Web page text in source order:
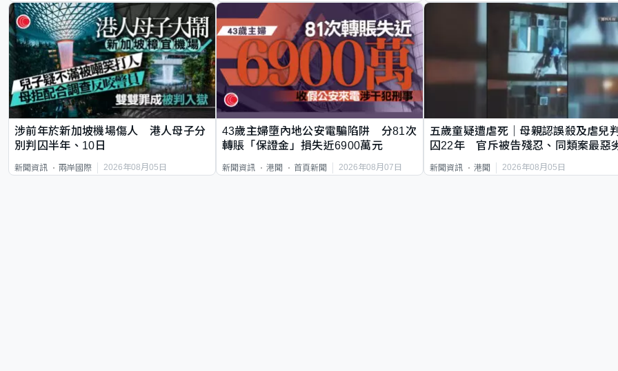
涉前年於新加坡機場傷人 港人母子分
別判囚半年、10日
新聞資訊 兩岸國際 2026年08月05日
43歲主婦墮內地公安電騙陷阱 分81次
轉賬「保證金」損失近6900萬元
新聞資訊 港聞 首頁新聞 2026年08月07日
五歲童疑遭虐死｜母親認誤殺及虐兒
囚22年 官斥被告殘忍、同類案最惡
新聞資訊 港聞 2026年08月05日